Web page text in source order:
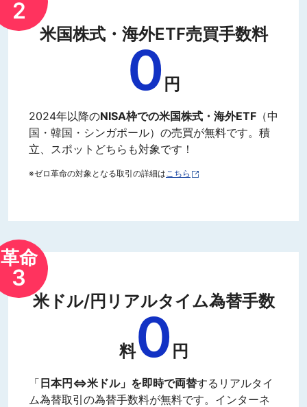
2
米国株式・海外ETF売買手数料
0 円
2024年以降のNISA枠での米国株式・海外ETF （中
国・韓国・シンガポール）の売買が無料です。積
立、スポットどちらも対象です！
※ゼロ革命の対象となる取引の詳細は こちら
革命
3
米ドル/円リアルタイム為替手数
料0 円
「日本円⇔米ドル」を即時で両替するリアルタイ
ム為替取引の為替手数料が無料です。インターネ